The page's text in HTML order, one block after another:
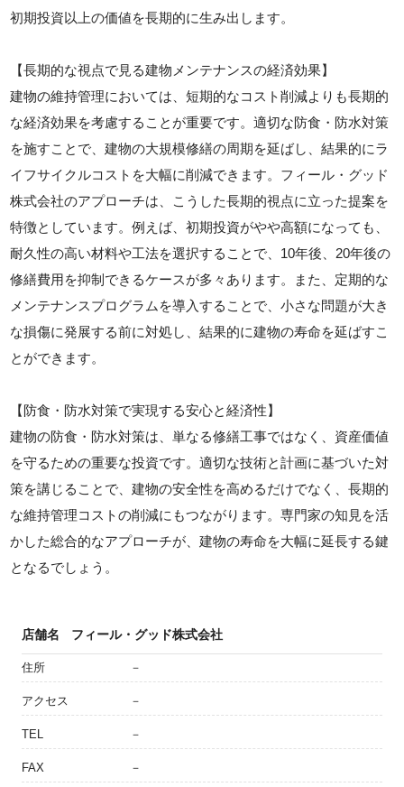
初期投資以上の価値を長期的に生み出します。
【長期的な視点で見る建物メンテナンスの経済効果】
建物の維持管理においては、短期的なコスト削減よりも長期的
な経済効果を考慮することが重要です。適切な防食・防水対策
を施すことで、建物の大規模修繕の周期を延ばし、結果的にラ
イフサイクルコストを大幅に削減できます。フィール・グッド
株式会社のアプローチは、こうした長期的視点に立った提案を
特徴としています。例えば、初期投資がやや高額になっても、
耐久性の高い材料や工法を選択することで、10年後、20年後の
修繕費用を抑制できるケースが多々あります。また、定期的な
メンテナンスプログラムを導入することで、小さな問題が大き
な損傷に発展する前に対処し、結果的に建物の寿命を延ばすこ
とができます。
【防食・防水対策で実現する安心と経済性】
建物の防食・防水対策は、単なる修繕工事ではなく、資産価値
を守るための重要な投資です。適切な技術と計画に基づいた対
策を講じることで、建物の安全性を高めるだけでなく、長期的
な維持管理コストの削減にもつながります。専門家の知見を活
かした総合的なアプローチが、建物の寿命を大幅に延長する鍵
となるでしょう。
店舗名 フィール・グッド株式会社
住所 －
アクセス －
TEL －
FAX －